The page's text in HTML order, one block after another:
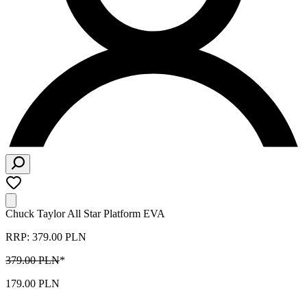
Chuck Taylor All Star Platform EVA
RRP: 379.00 PLN
379.00 PLN*
179.00 PLN